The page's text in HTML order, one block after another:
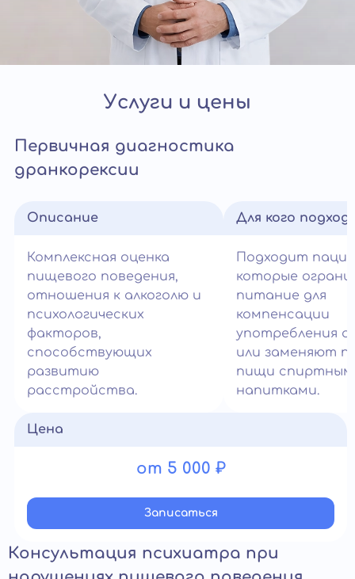
Услуги и цены
Первичная диагностика
дранкорексии
Описание
Комплексная оценка
пищевого поведения,
отношения к алкоголю и
психологических
факторов,
способствующих
развитию
расстройства.
Для кого
Подходит
которые
питание для
компенсации
употребления
или заменяют
пищи
напитками.
Цена
от 5 000 ₽
Записатьcя
Консультация психиатра при